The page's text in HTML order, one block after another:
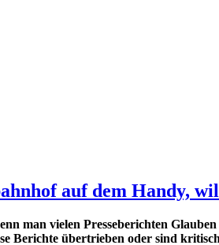
auf dem Handy,
man vielen Presseberichten
Berichte übertrieben oder sind